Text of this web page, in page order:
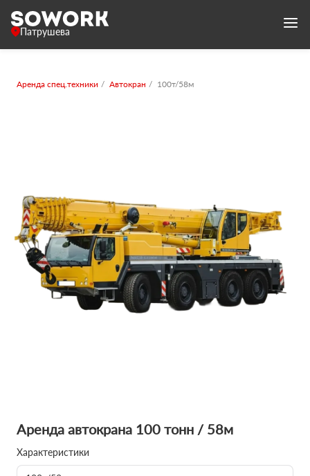
Патрушева
Аренда спец.техники Автокран 100т/58м
Аренда автокрана 100 тонн / 58м
Характеристики